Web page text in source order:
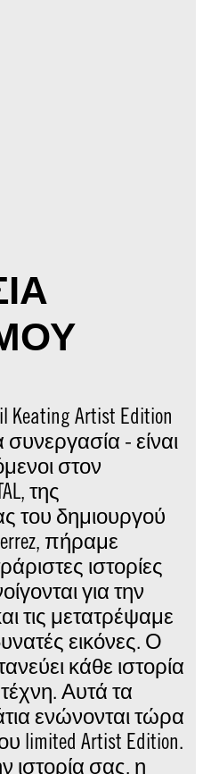
Keating Artist Edition
- είναι
στον
της
του δημιουργού
πήραμε
ιστορίες
για την
τις μετατρέψαμε
εικόνες. Ο
κάθε ιστορία
Αυτά τα
ενώνονται τώρα
limited Artist Edition.
ιστορία σας, η